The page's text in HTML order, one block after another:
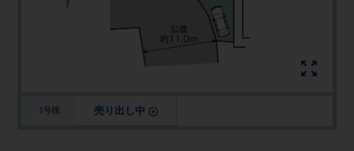
1号棟 売り出し中